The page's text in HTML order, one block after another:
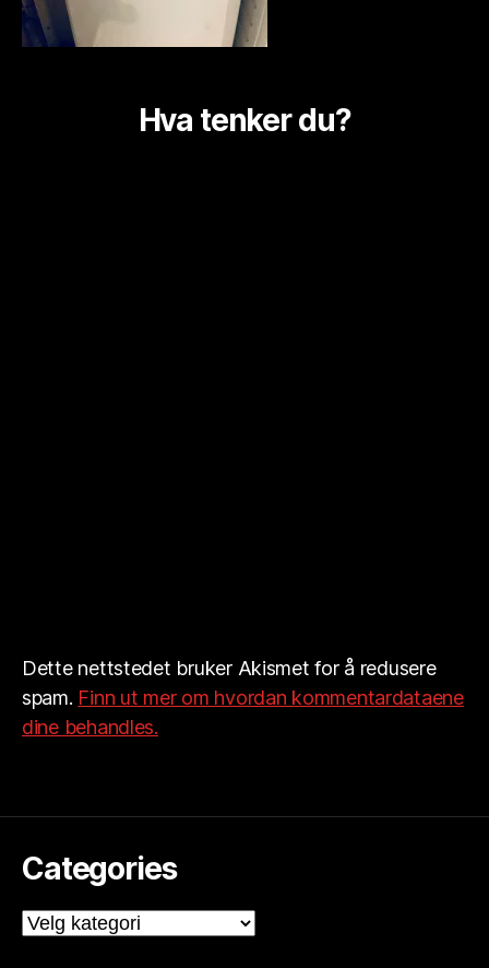
Hva tenker du?
Dette nettstedet bruker Akismet for å redusere
spam. Finn ut mer om hvordan kommentardataene
dine behandles.
Categories
Categories